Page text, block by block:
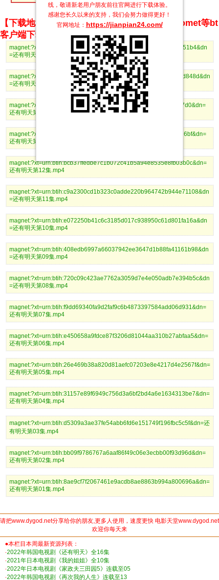
线，敬请新老用户朋友前往官网进行下载体验。
感谢您长久以来的支持，我们会努力做得更好！
官网地址： https://jianpian24.com/
【下载地址】magnet推荐使用utorrent、BitComet等bt
客户端下载
magnet:?xt=urn:btih:adb1e4380a29a7742dc0ede4f001c11d75c351b4&dn
=还有明天第16集.mp4
magnet:?xt=urn:btih:5d6208ce33646a6d1d816182265c5980431d848d&dn
=还有明天第15集.mp4
magnet:?xt=urn:btih:8df35f01efca62f959644ab932c22de5997b57d0&dn=
还有明天第14集.mp4
magnet:?xt=urn:btih:279fc55cd628bdce30cc4512aa0abb3ba9f8d6bf&dn=
还有明天第13集.mp4
magnet:?xt=urn:btih:bcb37ffedbe7c1b072c41b5a94e8535e8fb03b0c&dn=
还有明天第12集.mp4
magnet:?xt=urn:btih:c9a2300cd1b323c0adde220b964742b944e71108&dn
=还有明天第11集.mp4
magnet:?xt=urn:btih:e072250b41c6c3185d017c938950c61d801fa16a&dn
=还有明天第10集.mp4
magnet:?xt=urn:btih:408edb6997a66037942ee3647d1b88fa41161b98&dn
=还有明天第09集.mp4
magnet:?xt=urn:btih:720c09c423ae7762a3059d7e4e050adb7e394b5c&dn
=还有明天第08集.mp4
magnet:?xt=urn:btih:f9dd69340fa9d2faf9c6b4873397584add06d931&dn=
还有明天第07集.mp4
magnet:?xt=urn:btih:e450658a9fdce87f3206d81044aa310b27abfaa5&dn=
还有明天第06集.mp4
magnet:?xt=urn:btih:26e469b38a820d81aefc07203e8e4217d4e2567f&dn=
还有明天第05集.mp4
magnet:?xt=urn:btih:31157e89f6949c756d3a6bf2bd4a6e1634313be7&dn=
还有明天第04集.mp4
magnet:?xt=urn:btih:d5309a3ae37fe54abb6fd6e151749f196fbc5c5f&dn=还
有明天第03集.mp4
magnet:?xt=urn:btih:bb09f9786767a6aaf86f49c06e3ecbb00f93d96d&dn=
还有明天第02集.mp4
magnet:?xt=urn:btih:8ae9cf7f2067461e9acdb8ae8863b994a800696a&dn=
还有明天第01集.mp4
请把www.dygod.net分享给你的朋友,更多人使用，速度更快 电影天堂www.dygod.net
欢迎你每天来
●本栏目本周最新资源列表：
·2022年韩国电视剧《还有明天》全16集
·2021年日本电视剧《我的姐姐》全10集
·2022年日本电视剧《家政夫三田园5》连载至05
·2022年韩国电视剧《再次我的人生》连载至13